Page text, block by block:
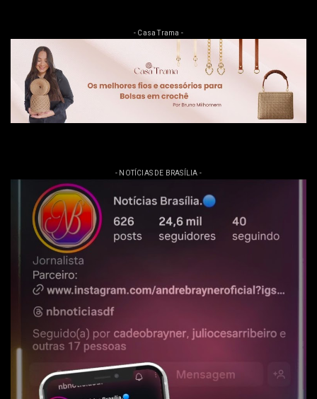
- Casa Trama -
- NOTÍCIAS DE BRASÍLIA -